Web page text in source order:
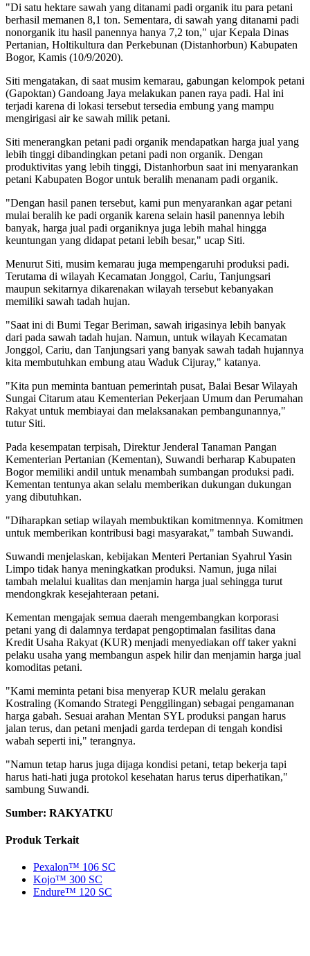
"Di satu hektare sawah yang ditanami padi organik itu para petani
berhasil memanen 8,1 ton. Sementara, di sawah yang ditanami padi
nonorganik itu hasil panennya hanya 7,2 ton," ujar Kepala Dinas
Pertanian, Holtikultura dan Perkebunan (Distanhorbun) Kabupaten
Bogor, Kamis (10/9/2020).
Siti mengatakan, di saat musim kemarau, gabungan kelompok petani
(Gapoktan) Gandoang Jaya melakukan panen raya padi. Hal ini
terjadi karena di lokasi tersebut tersedia embung yang mampu
mengirigasi air ke sawah milik petani.
Siti menerangkan petani padi organik mendapatkan harga jual yang
lebih tinggi dibandingkan petani padi non organik. Dengan
produktivitas yang lebih tinggi, Distanhorbun saat ini menyarankan
petani Kabupaten Bogor untuk beralih menanam padi organik.
"Dengan hasil panen tersebut, kami pun menyarankan agar petani
mulai beralih ke padi organik karena selain hasil panennya lebih
banyak, harga jual padi organiknya juga lebih mahal hingga
keuntungan yang didapat petani lebih besar," ucap Siti.
Menurut Siti, musim kemarau juga mempengaruhi produksi padi.
Terutama di wilayah Kecamatan Jonggol, Cariu, Tanjungsari
maupun sekitarnya dikarenakan wilayah tersebut kebanyakan
memiliki sawah tadah hujan.
"Saat ini di Bumi Tegar Beriman, sawah irigasinya lebih banyak
dari pada sawah tadah hujan. Namun, untuk wilayah Kecamatan
Jonggol, Cariu, dan Tanjungsari yang banyak sawah tadah hujannya
kita membutuhkan embung atau Waduk Cijuray," katanya.
"Kita pun meminta bantuan pemerintah pusat, Balai Besar Wilayah
Sungai Citarum atau Kementerian Pekerjaan Umum dan Perumahan
Rakyat untuk membiayai dan melaksanakan pembangunannya,"
tutur Siti.
Pada kesempatan terpisah, Direktur Jenderal Tanaman Pangan
Kementerian Pertanian (Kementan), Suwandi berharap Kabupaten
Bogor memiliki andil untuk menambah sumbangan produksi padi.
Kementan tentunya akan selalu memberikan dukungan dukungan
yang dibutuhkan.
"Diharapkan setiap wilayah membuktikan komitmennya. Komitmen
untuk memberikan kontribusi bagi masyarakat," tambah Suwandi.
Suwandi menjelaskan, kebijakan Menteri Pertanian Syahrul Yasin
Limpo tidak hanya meningkatkan produksi. Namun, juga nilai
tambah melalui kualitas dan menjamin harga jual sehingga turut
mendongkrak kesejahteraan petani.
Kementan mengajak semua daerah mengembangkan korporasi
petani yang di dalamnya terdapat pengoptimalan fasilitas dana
Kredit Usaha Rakyat (KUR) menjadi menyediakan off taker yakni
pelaku usaha yang membangun aspek hilir dan menjamin harga jual
komoditas petani.
"Kami meminta petani bisa menyerap KUR melalu gerakan
Kostraling (Komando Strategi Penggilingan) sebagai pengamanan
harga gabah. Sesuai arahan Mentan SYL produksi pangan harus
jalan terus, dan petani menjadi garda terdepan di tengah kondisi
wabah seperti ini," terangnya.
"Namun tetap harus juga dijaga kondisi petani, tetap bekerja tapi
harus hati-hati juga protokol kesehatan harus terus diperhatikan,"
sambung Suwandi.
Sumber: RAKYATKU
Produk Terkait
Pexalon™ 106 SC
Kojo™ 300 SC
Endure™ 120 SC